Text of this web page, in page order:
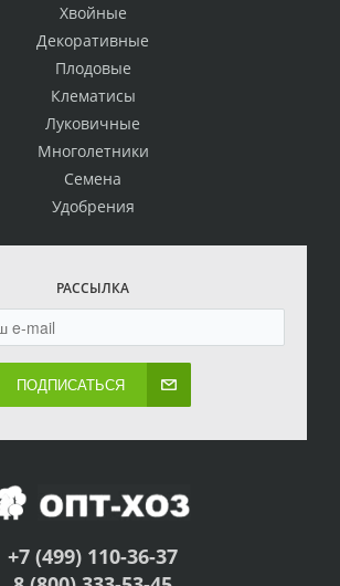
Хвойные
Декоративные
Плодовые
Клематисы
Луковичные
Многолетники
Семена
Удобрения
РАССЫЛКА
ПОДПИСАТЬСЯ
+7 (499) 110-36-37